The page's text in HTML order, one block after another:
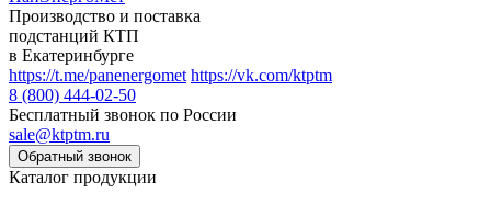
Производство и поставка
подстанций КТП
в Екатеринбурге
https://t.me/panenergomet https://vk.com/ktptm
8 (800) 444-02-50
Бесплатный звонок по России
sale@ktptm.ru
Каталог продукции